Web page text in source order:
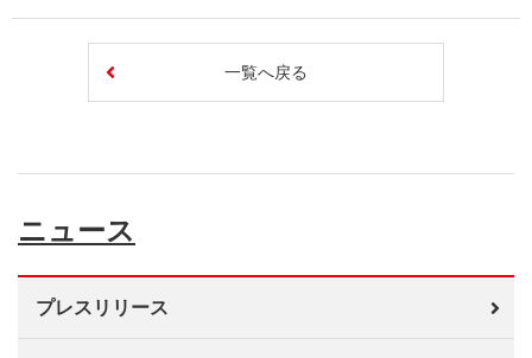
一覧へ戻る
ニュース
プレスリリース